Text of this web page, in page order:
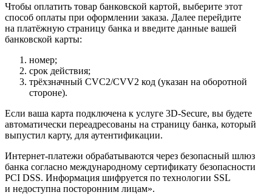
Чтобы оплатить товар банковской картой, выберите этот
способ оплаты при оформлении заказа. Далее перейдите
на платёжную страницу банка и введите данные вашей
банковской карты:
номер;
срок действия;
трёхзначный CVC2/CVV2 код (указан на оборотной
стороне).
Если ваша карта подключена к услуге 3D-Secure, вы будете
автоматически переадресованы на страницу банка, который
выпустил карту, для аутентификации.
Интернет-платежи обрабатываются через безопасный шлюз
банка согласно международному сертификату безопасности
PCI DSS. Информация шифруется по технологии SSL
и недоступна посторонним лицам».